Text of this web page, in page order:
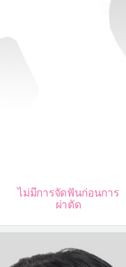
ไม่มีการจัดฟันก่อนการ
ผ่าตัด